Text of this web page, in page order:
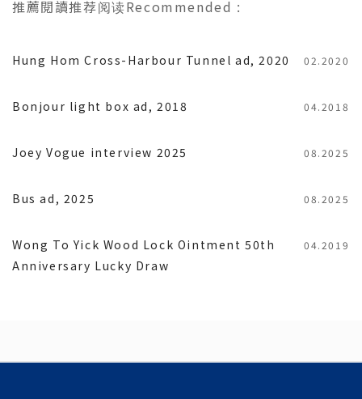
推薦閱讀推荐阅读Recommended :
Hung Hom Cross-Harbour Tunnel ad, 2020 02.2020
Bonjour light box ad, 2018 04.2018
Joey Vogue interview 2025 08.2025
Bus ad, 2025 08.2025
Wong To Yick Wood Lock Ointment 50th
Anniversary Lucky Draw
04.2019